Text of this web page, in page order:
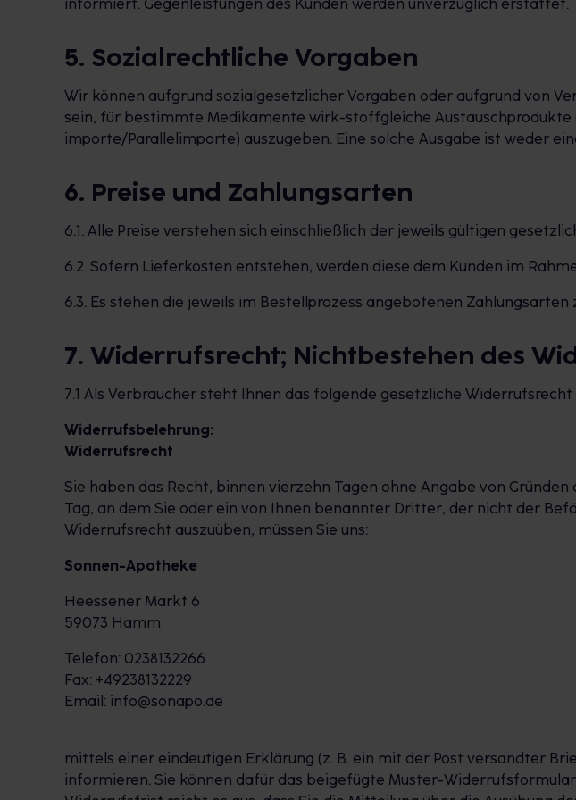
informiert. Gegenleistungen des Kunden werden unverzüglich erstattet.
5. Sozialrechtliche Vorgaben
Wir können aufgrund sozialgesetzlicher Vorgaben oder aufgrund von
sein, für bestimmte Medikamente wirk-stoffgleiche
importe/Parallelimporte) auszugeben. Eine solche Ausgabe ist weder
6. Preise und Zahlungsarten
6.1. Alle Preise verstehen sich einschließlich der jeweils gültigen
6.2. Sofern Lieferkosten entstehen, werden diese dem Kunden im
6.3. Es stehen die jeweils im Bestellprozess angebotenen Zahlungsarten
7. Widerrufsrecht; Nichtbestehen des
7.1 Als Verbraucher steht Ihnen das folgende gesetzliche Widerrufsrecht
Widerrufsbelehrung:
Widerrufsrecht
Sie haben das Recht, binnen vierzehn Tagen ohne Angabe von
Tag, an dem Sie oder ein von Ihnen benannter Dritter, der nicht der
Widerrufsrecht auszuüben, müssen Sie uns:
Sonnen-Apotheke
Heessener Markt 6
59073 Hamm
Telefon: 0238132266
Fax: +49238132229
Email: info@sonapo.de
mittels einer eindeutigen Erklärung (z. B. ein mit der Post versandter
informieren. Sie können dafür das beigefügte Muster-